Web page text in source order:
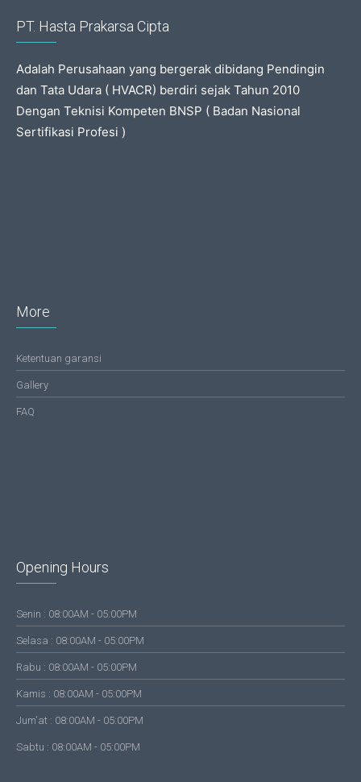
PT. Hasta Prakarsa Cipta
Adalah Perusahaan yang bergerak dibidang Pendingin
dan Tata Udara ( HVACR) berdiri sejak Tahun 2010
Dengan Teknisi Kompeten BNSP ( Badan Nasional
Sertifikasi Profesi )
More
Ketentuan garansi
Gallery
FAQ
Opening Hours
Senin : 08:00AM - 05:00PM
Selasa : 08:00AM - 05:00PM
Rabu : 08:00AM - 05:00PM
Kamis : 08:00AM - 05:00PM
Jum'at : 08:00AM - 05:00PM
Sabtu : 08:00AM - 05:00PM